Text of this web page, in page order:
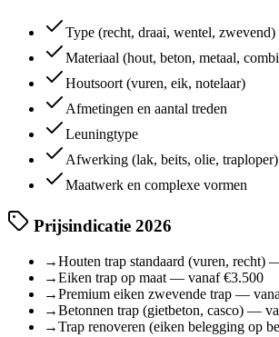
Type (recht, draai, wentel, zwevend)
Materiaal (hout, beton, metaal,
Houtsoort (vuren, eik, notelaar)
Afmetingen en aantal treden
Leuningtype
Afwerking (lak, beits, olie, traploper)
Maatwerk en complexe vormen
Prijsindicatie 2026
→Houten trap standaard (vuren, recht)
→Eiken trap op maat — vanaf €3.500
→Premium eiken zwevende trap —
→Betonnen trap (gietbeton, casco) —
→Trap renoveren (eiken belegging op